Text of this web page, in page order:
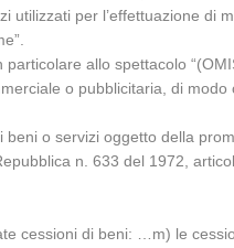
per l’effettuazione di
allo spettacolo
o pubblicitaria, di modo
o servizi oggetto della
n. 633 del 1972,
cessioni di beni: …m) le